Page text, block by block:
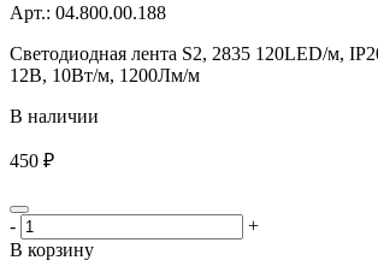
Aрт.: 04.800.00.188
Светодиодная лента S2, 2835 120LED/м,
12В, 10Вт/м, 1200Лм/м
В наличии
450 ₽
-
+
В корзину